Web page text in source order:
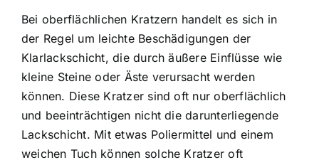
Bei oberflächlichen Kratzern handelt es sich in
der Regel um leichte Beschädigungen der
Klarlackschicht, die durch äußere Einflüsse wie
kleine Steine oder Äste verursacht werden
können. Diese Kratzer sind oft nur oberflächlich
und beeinträchtigen nicht die darunterliegende
Lackschicht. Mit etwas Poliermittel und einem
weichen Tuch können solche Kratzer oft